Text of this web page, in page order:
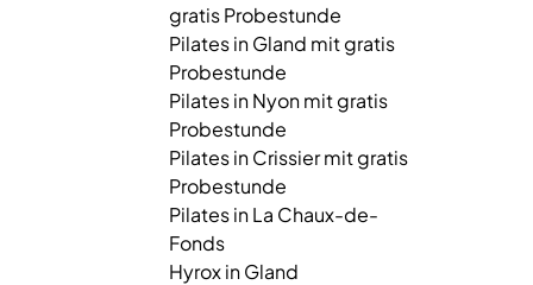
gratis Probestunde
Pilates in Gland mit gratis
Probestunde
Pilates in Nyon mit gratis
Probestunde
Pilates in Crissier mit gratis
Probestunde
Pilates in La Chaux-de-
Fonds
Hyrox in Gland